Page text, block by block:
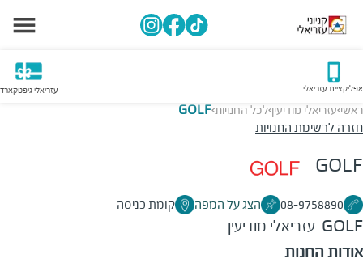
אפליקציית עזריאלי עזריאלי גיפטקארד
ראשי>עזריאלי מודיעין>לכל החנויות>
GOLF
חזרה לרשימת החנויות
GOLF
08-9758890 הצג על המפה קומת כניסה
GOLF עזריאלי מודיעין
אודות החנות